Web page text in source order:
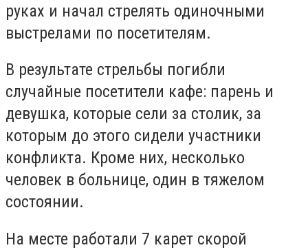
руках и начал стрелять одиночными
выстрелами по посетителям.
В результате стрельбы погибли
случайные посетители кафе: парень и
девушка, которые сели за столик, за
которым до этого сидели участники
конфликта. Кроме них, несколько
человек в больнице, один в тяжелом
состоянии.
На месте работали 7 карет скорой